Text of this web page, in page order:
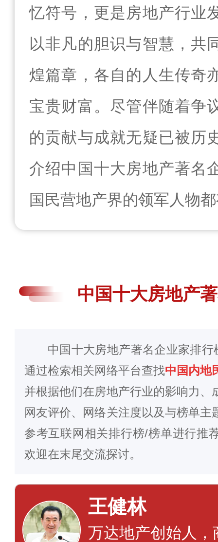
忆符号，更是房地产行业
以非凡的胆识与智慧，共
煌篇章，各自的人生传奇
宝贵财富。尽管伴随着争
的贡献与成就无疑已被历
介绍中国十大房地产著名
国民营地产界的领军人物
中国十大房地产
中国十大房地产著名企业家排
通过检索相关网络平台查找中国内地
并根据他们在房地产行业的影响力、
网友评价、网络关注度以及与榜单主
参考互联网相关排行榜/榜单进行推
欢迎在末尾交流探讨。
王健林
万达地产创始人